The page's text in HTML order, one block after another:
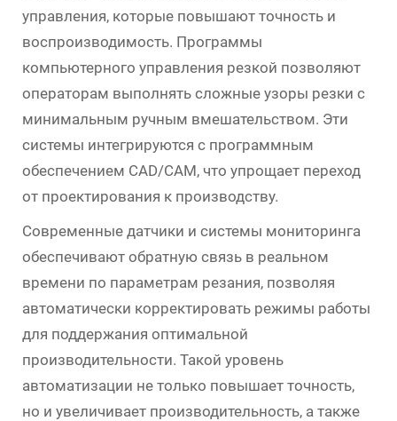
управления, которые повышают точность и
воспроизводимость. Программы
компьютерного управления резкой позволяют
операторам выполнять сложные узоры резки с
минимальным ручным вмешательством. Эти
системы интегрируются с программным
обеспечением CAD/CAM, что упрощает переход
от проектирования к производству.
Современные датчики и системы мониторинга
обеспечивают обратную связь в реальном
времени по параметрам резания, позволяя
автоматически корректировать режимы работы
для поддержания оптимальной
производительности. Такой уровень
автоматизации не только повышает точность,
но и увеличивает производительность, а также